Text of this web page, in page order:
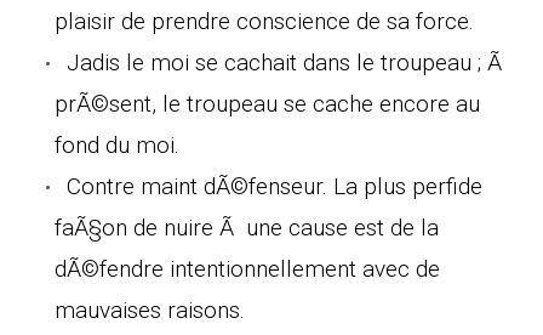
plaisir de prendre conscience de sa force.
Jadis le moi se cachait dans le troupeau ; Ã
prÃ©sent, le troupeau se cache encore au
fond du moi.
Contre maint dÃ©fenseur. La plus perfide
faÃ§on de nuire Ã une cause est de la
dÃ©fendre intentionnellement avec de
mauvaises raisons.